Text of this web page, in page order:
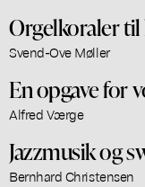
Orgelkoraler til
Svend-Ove Møller
En opgave for
Alfred Værge
Jazzmusik og
Bernhard Christensen